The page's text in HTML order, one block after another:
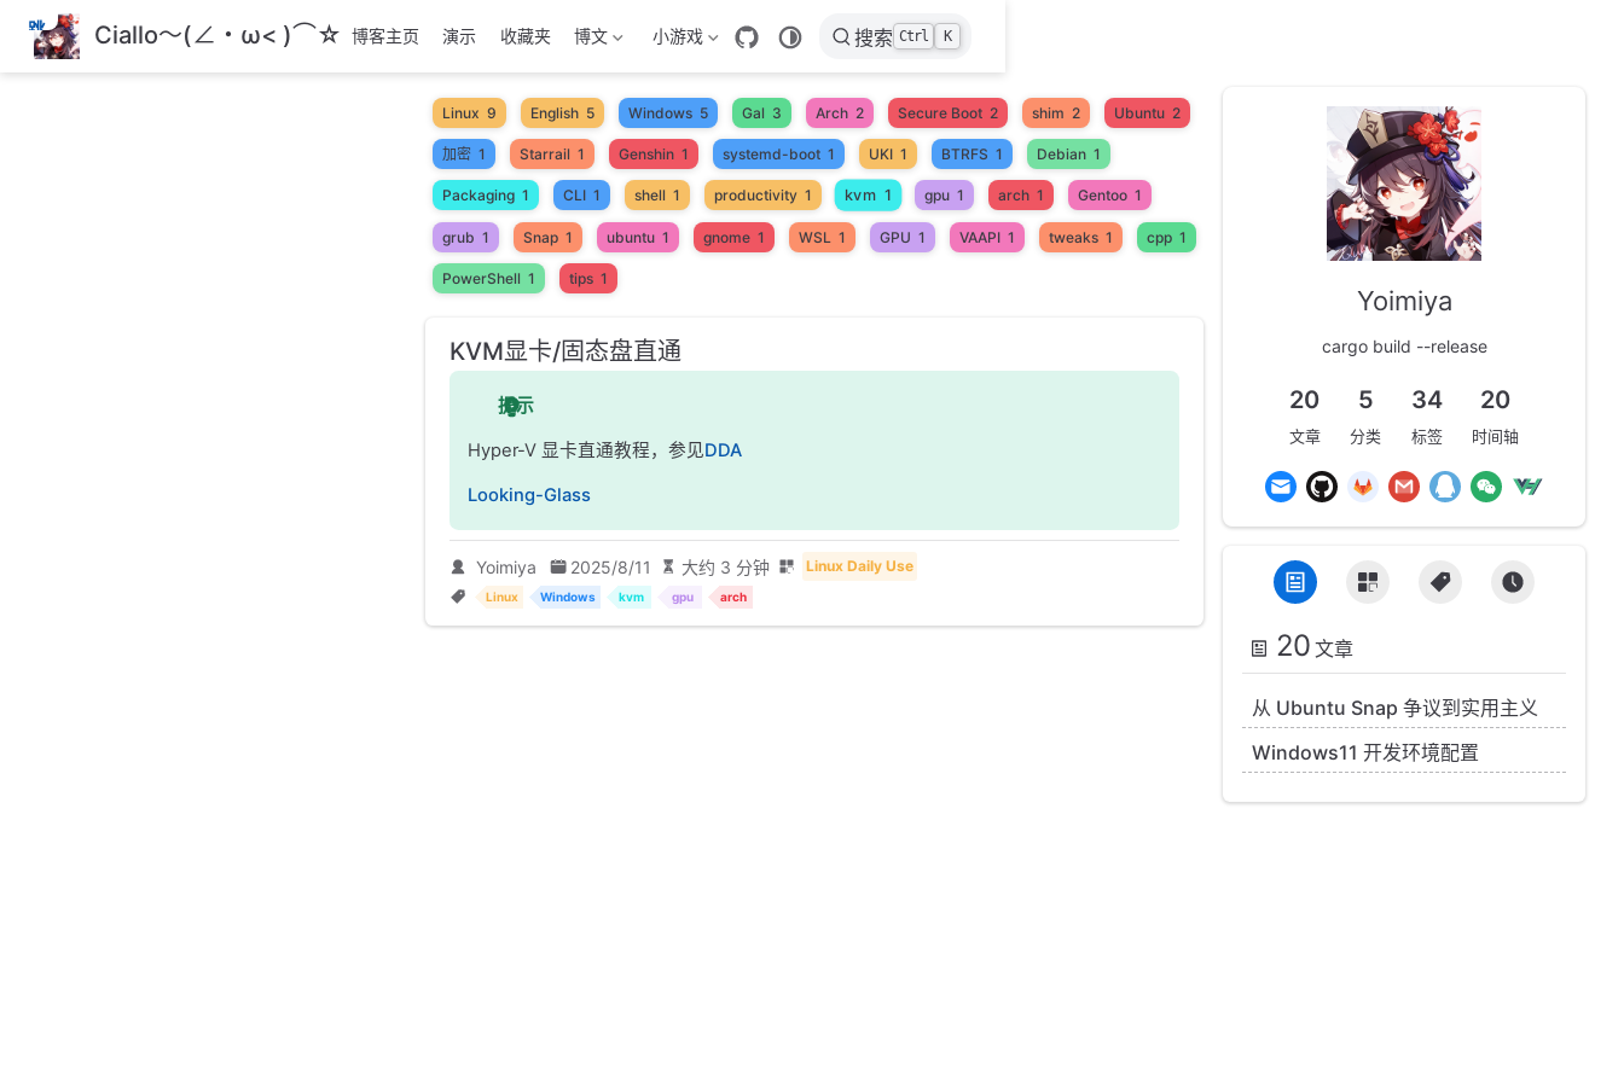
跳
至
主
Ciallo～(∠・ω< )⌒☆ 博客主页 演示 收藏夹 博文 小游戏 搜索 Ctrl K
Linux 9 English 5 Windows 5 Gal 3 Arch 2 Secure Boot 2 shim 2 Ubuntu 2
加密 1 Starrail 1 Genshin 1 systemd-boot 1 UKI 1 BTRFS 1 Debian 1
Packaging 1 CLI 1 shell 1 productivity 1 kvm 1 gpu 1 arch 1 Gentoo 1
grub 1 Snap 1 ubuntu 1 gnome 1 WSL 1 GPU 1 VAAPI 1 tweaks 1 cpp 1
PowerShell 1 tips 1
KVM显卡/固态盘直通
提示
Hyper-V 显卡直通教程，参见DDA
Looking-Glass
Yoimiya 2025/8/11 大约 3 分钟 Linux Daily Use
Linux Windows kvm gpu arch
Yoimiya
cargo build --release
20
文章
5
分类
34
标签
20
时间轴
20 文章
从 Ubuntu Snap 争议到实用主义
Windows11 开发环境配置